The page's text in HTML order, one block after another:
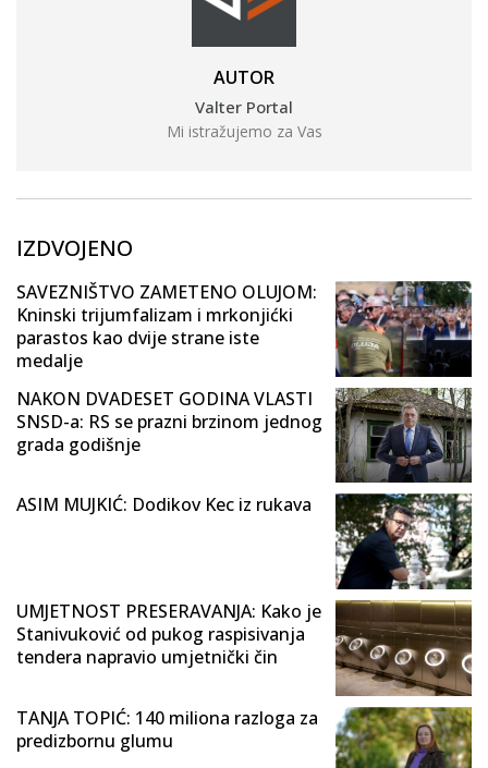
AUTOR
Valter Portal
Mi istražujemo za Vas
IZDVOJENO
SAVEZNIŠTVO ZAMETENO OLUJOM:
Kninski trijumfalizam i mrkonjićki
parastos kao dvije strane iste
medalje
NAKON DVADESET GODINA VLASTI
SNSD-a: RS se prazni brzinom jednog
grada godišnje
ASIM MUJKIĆ: Dodikov Kec iz rukava
UMJETNOST PRESERAVANJA: Kako je
Stanivuković od pukog raspisivanja
tendera napravio umjetnički čin
TANJA TOPIĆ: 140 miliona razloga za
predizbornu glumu